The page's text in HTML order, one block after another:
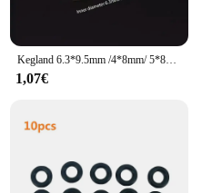
Kegland 6.3*9.5mm /4*8mm/ 5*8mm tubo EVA 1M tubo flessibile Gas-liquido resistente alle alte Temperature
1,07€